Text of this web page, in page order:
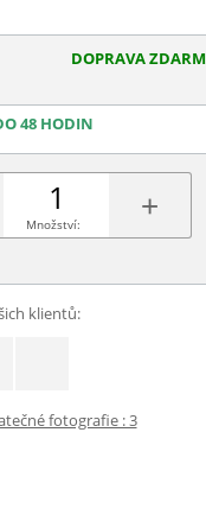
DOPRAVA
48 HODIN
+
Množství:
klientů:
fotografie : 3